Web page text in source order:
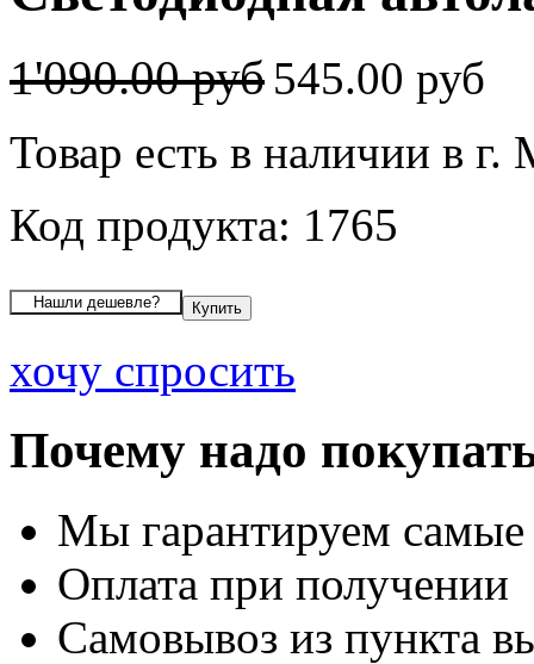
1'090.00 руб 545.00 руб
Товар есть в наличии в
Код продукта: 1765
хочу спросить
Почему надо
Мы гарантируем
Оплата при получении
Самовывоз из пункта